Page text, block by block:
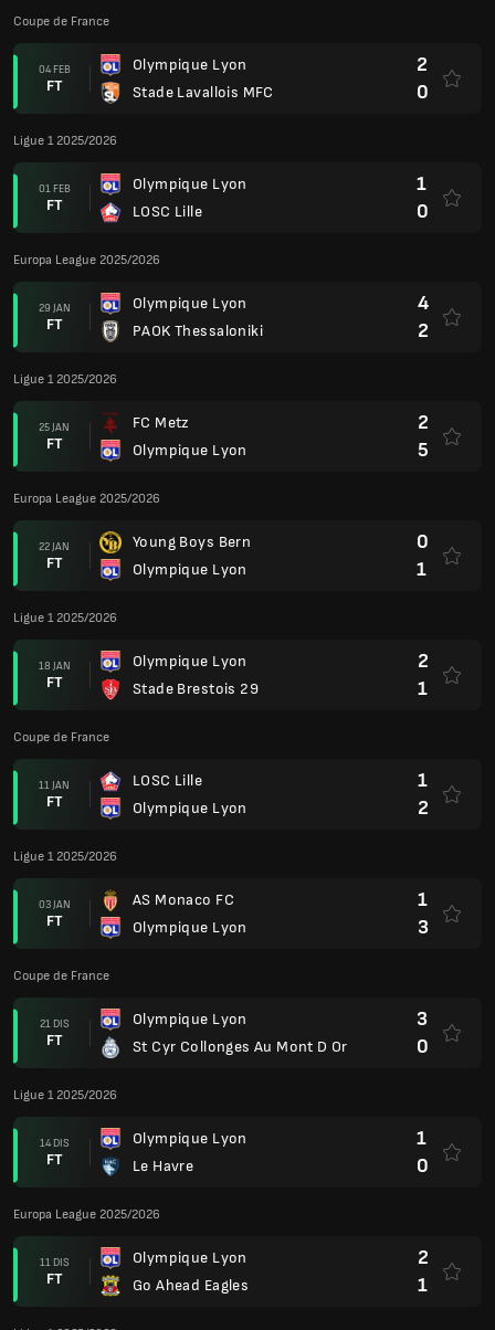
Coupe de France
04 FEB
FT
Olympique Lyon
Stade Lavallois MFC
2
0
Ligue 1 2025/2026
01 FEB
FT
Olympique Lyon
LOSC Lille
1
0
Europa League 2025/2026
29 JAN
FT
Olympique Lyon
PAOK Thessaloniki
4
2
Ligue 1 2025/2026
25 JAN
FT
FC Metz
Olympique Lyon
2
5
Europa League 2025/2026
22 JAN
FT
Young Boys Bern
Olympique Lyon
0
1
Ligue 1 2025/2026
18 JAN
FT
Olympique Lyon
Stade Brestois 29
2
1
Coupe de France
11 JAN
FT
LOSC Lille
Olympique Lyon
1
2
Ligue 1 2025/2026
03 JAN
FT
AS Monaco FC
Olympique Lyon
1
3
Coupe de France
21 DIS
FT
Olympique Lyon
St Cyr Collonges Au Mont D Or
3
0
Ligue 1 2025/2026
14 DIS
FT
Olympique Lyon
Le Havre
1
0
Europa League 2025/2026
11 DIS
FT
Olympique Lyon
Go Ahead Eagles
2
1